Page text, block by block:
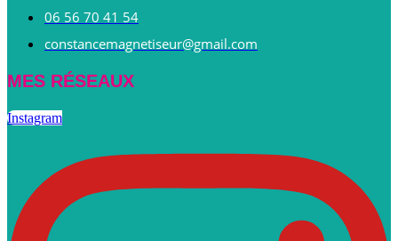
06 56 70 41 54
constancemagnetiseur@gmail.com
MES RÉSEAUX
Instagram